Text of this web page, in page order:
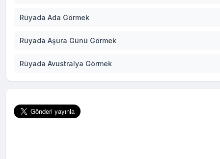
Rüyada Ada Görmek
Rüyada Aşura Günü Görmek
Rüyada Avustralya Görmek